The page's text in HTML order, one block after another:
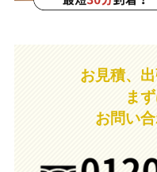
お見積、
ま
お問い